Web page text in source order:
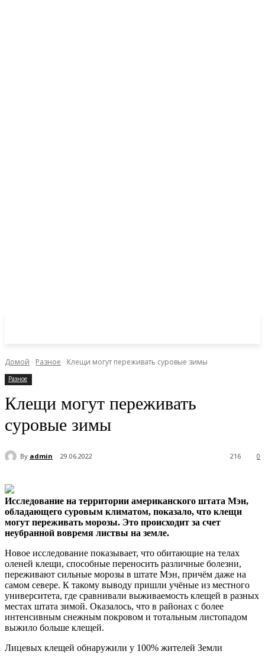
Домой Разное Клещи могут переживать суровые зимы
Разное
Клещи могут переживать
суровые зимы
By admin 29.06.2022 0
216
Исследование на территории американского штата Мэн,
обладающего суровым климатом, показало, что клещи
могут переживать морозы. Это происходит за счет
неубранной вовремя листвы на земле.
Новое исследование показывает, что обитающие на телах
оленей клещи, способные переносить различные болезни,
переживают сильные морозы в штате Мэн, причём даже на
самом севере. К такому выводу пришли учёные из местного
университета, где сравнивали выживаемость клещей в разных
местах штата зимой. Оказалось, что в районах с более
интенсивным снежным покровом и тотальным листопадом
выжило больше клещей.
Лицевых клещей обнаружили у 100% жителей Земли